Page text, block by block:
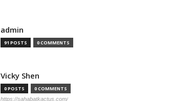
admin
91 POSTS 0 COMMENTS
Vicky Shen
0 POSTS 0 COMMENTS
https://sahabatkactus.com/